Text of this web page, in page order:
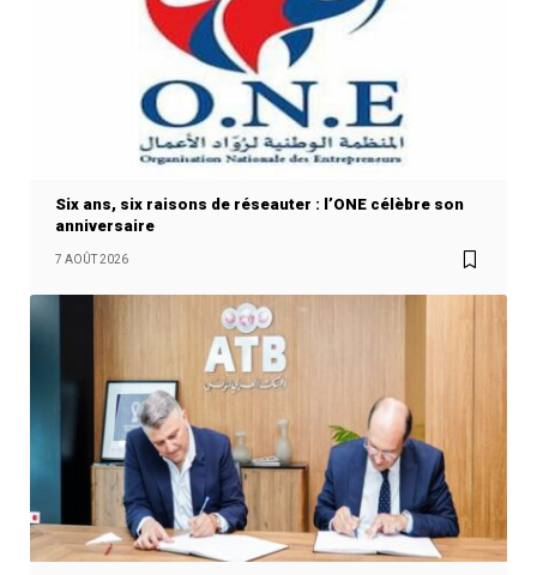
Six ans, six raisons de réseauter : l’ONE célèbre son
anniversaire
7 AOÛT 2026